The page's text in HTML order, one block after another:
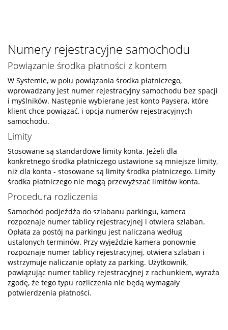
Numery rejestracyjne samochodu
Powiązanie środka płatności z kontem
W Systemie, w polu powiązania środka płatniczego,
wprowadzany jest numer rejestracyjny samochodu bez spacji
i myślników. Następnie wybierane jest konto Paysera, które
klient chce powiązać, i opcja numerów rejestracyjnych
samochodu.
Limity
Stosowane są standardowe limity konta. Jeżeli dla
konkretnego środka płatniczego ustawione są mniejsze limity,
niż dla konta - stosowane są limity środka płatniczego. Limity
środka płatniczego nie mogą przewyższać limitów konta.
Procedura rozliczenia
Samochód podjeżdża do szlabanu parkingu, kamera
rozpoznaje numer tablicy rejestracyjnej i otwiera szlaban.
Opłata za postój na parkingu jest naliczana według
ustalonych terminów. Przy wyjeździe kamera ponownie
rozpoznaje numer tablicy rejestracyjnej, otwiera szlaban i
wstrzymuje naliczanie opłaty za parking. Użytkownik,
powiązując numer tablicy rejestracyjnej z rachunkiem, wyraża
zgodę, że tego typu rozliczenia nie będą wymagały
potwierdzenia płatności.